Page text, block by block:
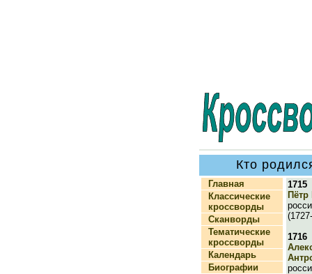
Кто
Главная
Классические
кроссворды
Сканворды
Тематические
кроссворды
Календарь
Биографии
1715
Пётр
1716